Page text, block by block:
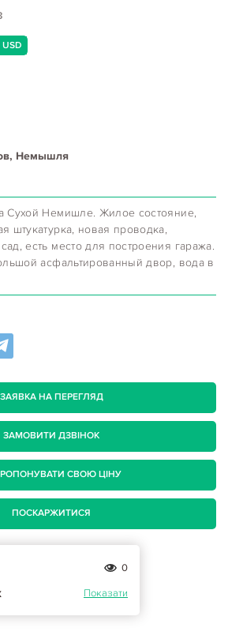
USD
Немышля
Сухой Немишле. Жилое состояние,
штукатурка, новая проводка,
есть место для построения гаража.
асфальтированный двор, вода в
ЗАЯВКА НА ПЕРЕГЛЯД
ЗАМОВИТИ ДЗВІНОК
СВОЮ ЦІНУ
ПОСКАРЖИТИСЯ
0
Показати